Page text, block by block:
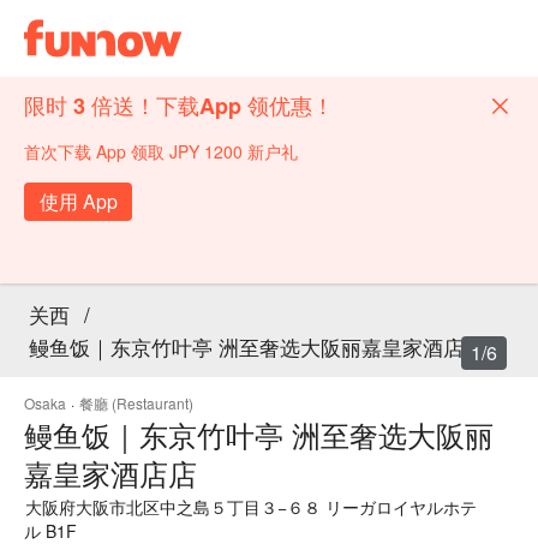
限时 3 倍送！下载App 领优惠！
首次下载 App 领取 JPY 1200 新户礼
使用 App
关西 /
鳗鱼饭｜东京竹叶亭 洲至奢选大阪丽嘉皇家酒店店
Osaka · 餐廳 (Restaurant)
鳗鱼饭｜东京竹叶亭 洲至奢选大阪丽
嘉皇家酒店店
大阪府大阪市北区中之島５丁目３−６８ リーガロイヤルホテ
ル B1F
1/6